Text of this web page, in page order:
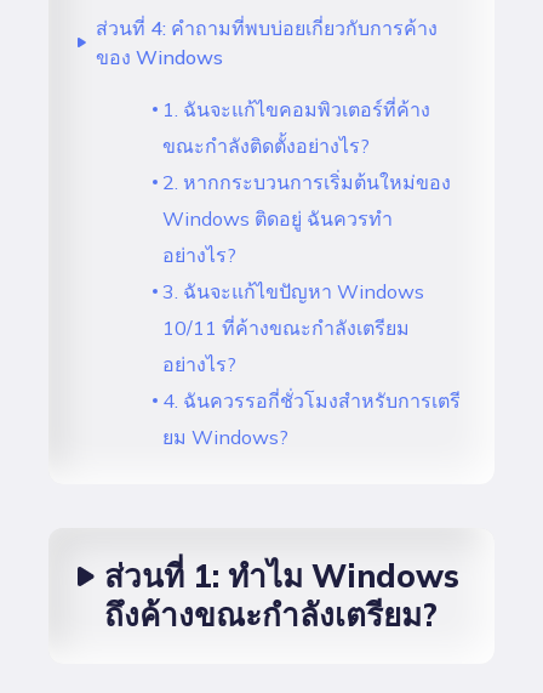
ส่วนที่ 4: คำถามที่พบบ่อยเกี่ยวกับการค้าง
ของ Windows
1. ฉันจะแก้ไขคอมพิวเตอร์ที่ค้าง
ขณะกำลังติดตั้งอย่างไร?
2. หากกระบวนการเริ่มต้นใหม่ของ
Windows ติดอยู่ ฉันควรทำ
อย่างไร?
3. ฉันจะแก้ไขปัญหา Windows
10/11 ที่ค้างขณะกำลังเตรียม
อย่างไร?
4. ฉันควรรอกี่ชั่วโมงสำหรับการเตรี
ยม Windows?
ส่วนที่ 1: ทำไม Windows
ถึงค้างขณะกำลังเตรียม?